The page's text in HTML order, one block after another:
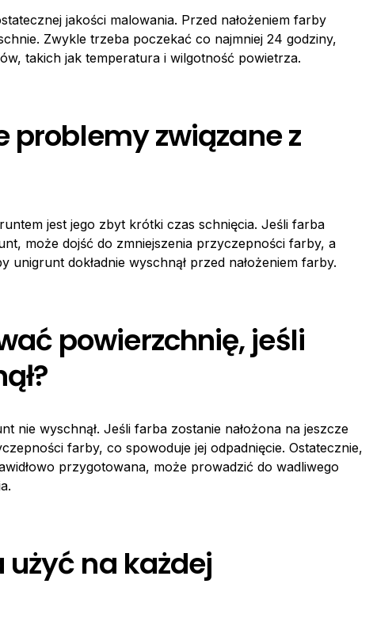
jakości malowania. Przed nałożeniem farby
Zwykle trzeba poczekać co najmniej 24 godziny,
takich jak temperatura i wilgotność powietrza.
problemy związane z
jest jego zbyt krótki czas schnięcia. Jeśli farba
może dojść do zmniejszenia przyczepności farby, a
unigrunt dokładnie wyschnął przed nałożeniem farby.
powierzchnię, jeśli
nie wyschnął. Jeśli farba zostanie nałożona na jeszcze
farby, co spowoduje jej odpadnięcie. Ostatecznie,
przygotowana, może prowadzić do wadliwego
na każdej